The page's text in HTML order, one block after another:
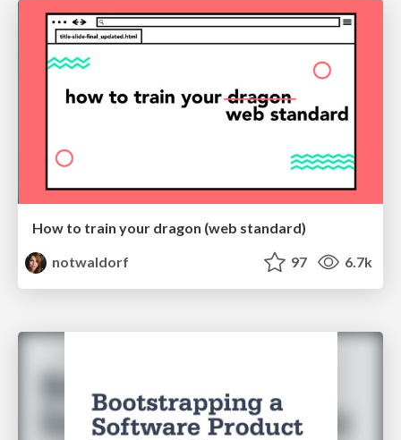
How to train your dragon (web standard)
notwaldorf
97 6.7k